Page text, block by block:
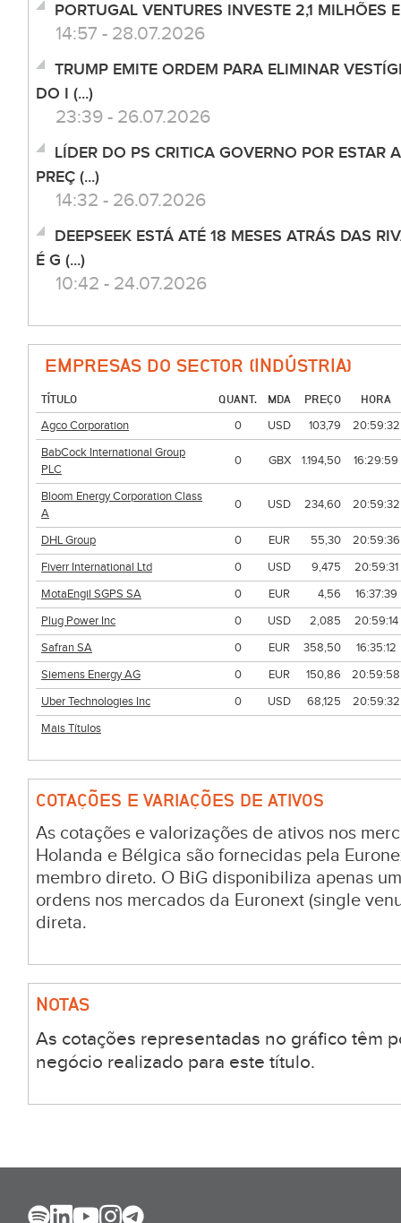
PORTUGAL VENTURES INVESTE 2,1 MILHÕES
14:57 - 28.07.2026
TRUMP EMITE ORDEM PARA ELIMINAR
DO I (...)
23:39 - 26.07.2026
LÍDER DO PS CRITICA GOVERNO POR ESTAR
PREÇ (...)
14:32 - 26.07.2026
DEEPSEEK ESTÁ ATÉ 18 MESES ATRÁS DAS
É G (...)
10:42 - 24.07.2026
EMPRESAS DO SECTOR (INDÚSTRIA)
TÍTULO QUANT. MDA PREÇO
HORA
Agco Corporation
0 USD 103,79
20:59:32
BabCock International Group
PLC
0 GBX 1.194,50 16:29:59
Bloom Energy Corporation Class
A
0 USD 234,60 20:59:32
DHL Group 0 EUR 55,30
20:59:36
Fiverr International Ltd
0 USD 9,475
20:59:31
MotaEngil SGPS SA
0 EUR 4,56
16:37:39
Plug Power Inc
0 USD 2,085
20:59:14
Safran SA
0 EUR 358,50
16:35:12
Siemens Energy AG
0 EUR 150,86
20:59:58
Uber Technologies Inc
0 USD 68,125
20:59:32
Mais Títulos
COTAÇÕES E VARIAÇÕES DE ATIVOS
As cotações e valorizações de ativos nos
Holanda e Bélgica são fornecidas pela
membro direto. O BiG disponibiliza apenas
ordens nos mercados da Euronext (single
direta.
NOTAS
As cotações representadas no gráfico têm
negócio realizado para este título.